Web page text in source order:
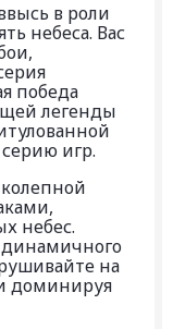
в роли
небеса. Вас
победа
легенды
игр.
небес.
на
доминируя